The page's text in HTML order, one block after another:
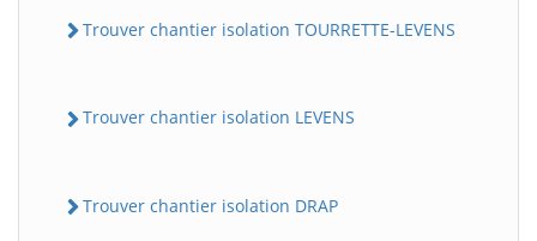
Trouver chantier isolation TOURRETTE-LEVENS
Trouver chantier isolation LEVENS
Trouver chantier isolation DRAP